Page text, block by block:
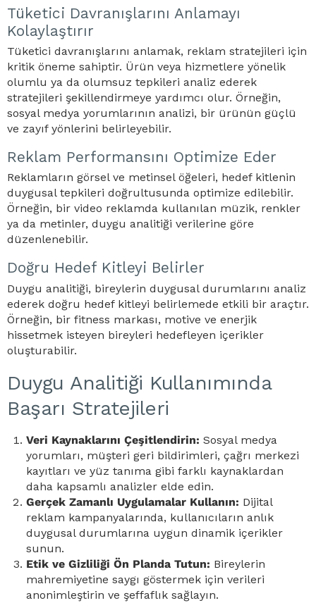
Tüketici Davranışlarını Anlamayı
Kolaylaştırır
Tüketici davranışlarını anlamak, reklam stratejileri için
kritik öneme sahiptir. Ürün veya hizmetlere yönelik
olumlu ya da olumsuz tepkileri analiz ederek
stratejileri şekillendirmeye yardımcı olur. Örneğin,
sosyal medya yorumlarının analizi, bir ürünün güçlü
ve zayıf yönlerini belirleyebilir.
Reklam Performansını Optimize Eder
Reklamların görsel ve metinsel öğeleri, hedef kitlenin
duygusal tepkileri doğrultusunda optimize edilebilir.
Örneğin, bir video reklamda kullanılan müzik, renkler
ya da metinler, duygu analitiği verilerine göre
düzenlenebilir.
Doğru Hedef Kitleyi Belirler
Duygu analitiği, bireylerin duygusal durumlarını analiz
ederek doğru hedef kitleyi belirlemede etkili bir araçtır.
Örneğin, bir fitness markası, motive ve enerjik
hissetmek isteyen bireyleri hedefleyen içerikler
oluşturabilir.
Duygu Analitiği Kullanımında
Başarı Stratejileri
Veri Kaynaklarını Çeşitlendirin: Sosyal medya
yorumları, müşteri geri bildirimleri, çağrı merkezi
kayıtları ve yüz tanıma gibi farklı kaynaklardan
daha kapsamlı analizler elde edin.
Gerçek Zamanlı Uygulamalar Kullanın: Dijital
reklam kampanyalarında, kullanıcıların anlık
duygusal durumlarına uygun dinamik içerikler
sunun.
Etik ve Gizliliği Ön Planda Tutun: Bireylerin
mahremiyetine saygı göstermek için verileri
anonimleştirin ve şeffaflık sağlayın.